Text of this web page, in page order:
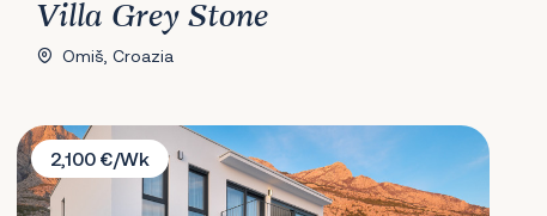
Villa Grey Stone
Omiš, Croazia
Villa Maxima
2,100 €/Wk